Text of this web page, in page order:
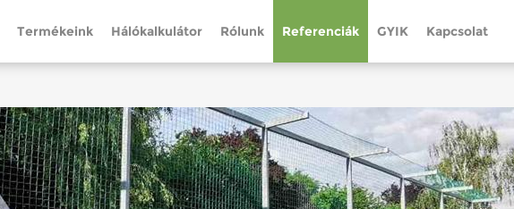
Termékeink Hálókalkulátor Rólunk Referenciák GYIK Kapcsolat